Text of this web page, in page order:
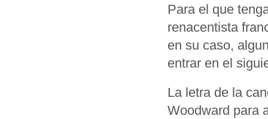
Para el que
renacentista
en su caso,
entrar en el
La letra de la
Woodward para